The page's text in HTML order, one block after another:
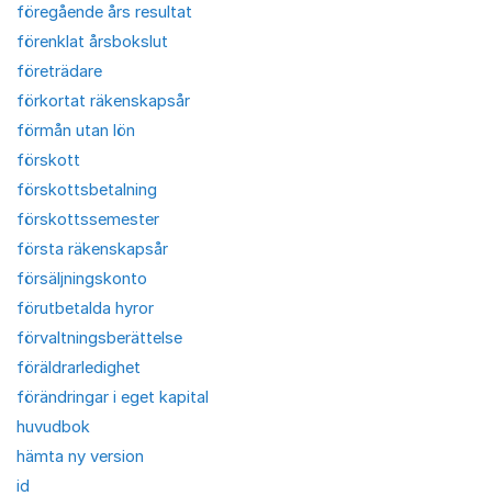
föregående års resultat
förenklat årsbokslut
företrädare
förkortat räkenskapsår
förmån utan lön
förskott
förskottsbetalning
förskottssemester
första räkenskapsår
försäljningskonto
förutbetalda hyror
förvaltningsberättelse
föräldrarledighet
förändringar i eget kapital
huvudbok
hämta ny version
id